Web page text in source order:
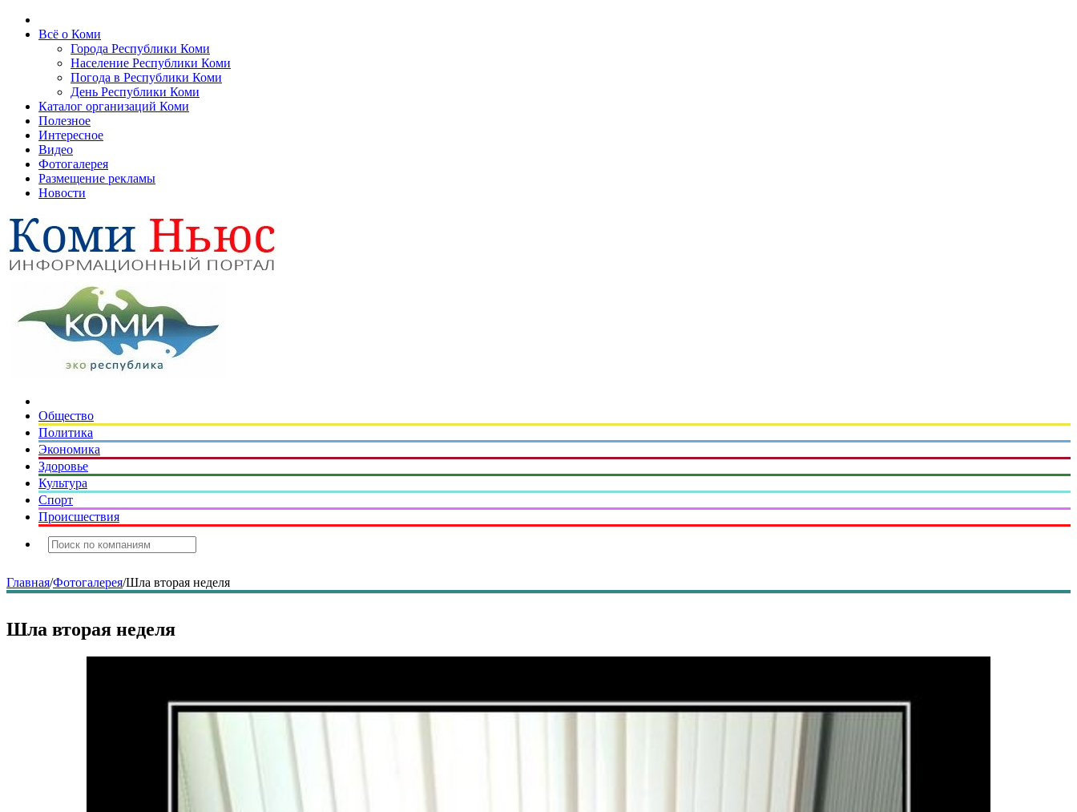
Всё о Коми
Города Республики Коми
Население Республики Коми
Погода в Республики Коми
День Республики Коми
Каталог организаций Коми
Полезное
Интересное
Видео
Фотогалерея
Размещение рекламы
Новости
Общество
Политика
Экономика
Здоровье
Культура
Спорт
Происшествия
Главная/Фотогалерея/Шла вторая неделя
Шла вторая неделя